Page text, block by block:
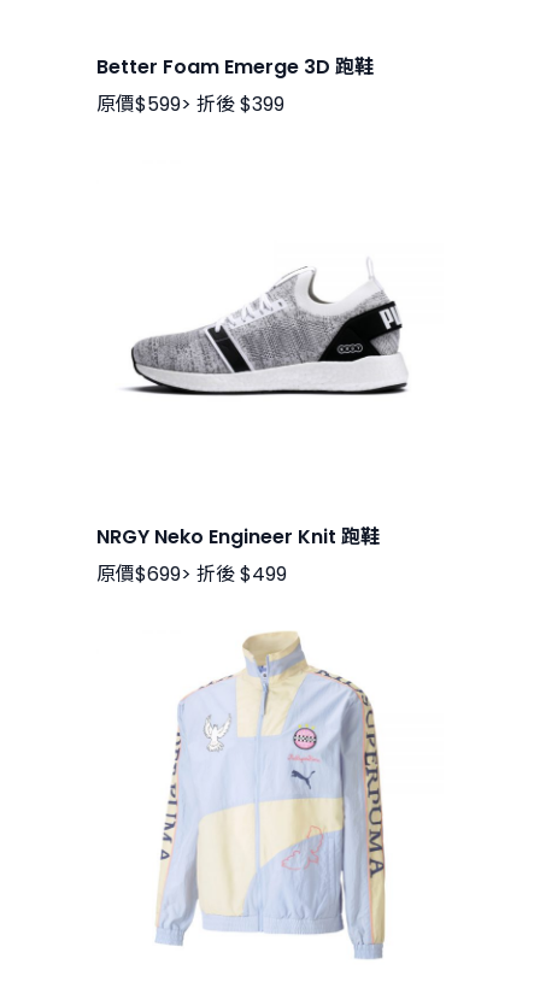
Better Foam Emerge 3D 跑鞋
原價$599> 折後 $399
NRGY Neko Engineer Knit 跑鞋
原價$699> 折後 $499